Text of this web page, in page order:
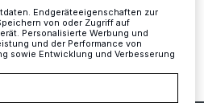
Eine Minute Lesezeit
Endgeräteeigenschaften zur
von oder Zugriff auf
Personalisierte Werbung und
und der Performance von
sowie Entwicklung und Verbesserung